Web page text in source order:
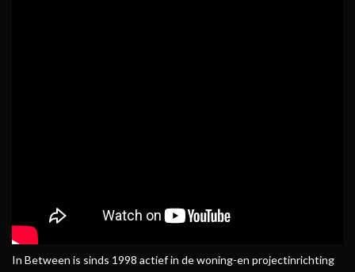
In Between is sinds 1998 actief in de woning-en projectinrichting